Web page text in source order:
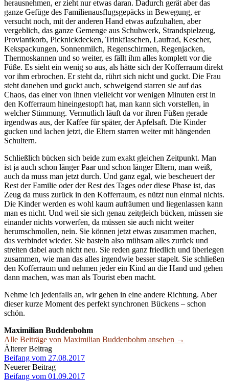
herausnehmen, er zieht nur etwas daran. Dadurch gerät aber das
ganze Gefüge des Familienausflugsgepäcks in Bewegung, er
versucht noch, mit der anderen Hand etwas aufzuhalten, aber
vergeblich, das ganze Gemenge aus Schuhwerk, Strandspielzeug,
Proviantkorb, Picknickdecken, Trinkflaschen, Laufrad, Kescher,
Kekspackungen, Sonnenmilch, Regenschirmen, Regenjacken,
Thermoskannen und so weiter, es fällt ihm alles komplett vor die
Füße. Es sieht ein wenig so aus, als hätte sich der Kofferraum direkt
vor ihm erbrochen. Er steht da, rührt sich nicht und guckt. Die Frau
steht daneben und guckt auch, schweigend starren sie auf das
Chaos, das einer von ihnen vielleicht vor wenigen Minuten erst in
den Kofferraum hineingestopft hat, man kann sich vorstellen, in
welcher Stimmung. Vermutlich läuft da vor ihren Füßen gerade
irgendwas aus, der Kaffee für später, der Apfelsaft. Die Kinder
gucken und lachen jetzt, die Eltern starren weiter mit hängenden
Schultern.
Schließlich bücken sich beide zum exakt gleichen Zeitpunkt. Man
ist ja auch schon länger Paar und schon länger Eltern, man weiß,
auch da muss man jetzt durch. Und ganz egal, wie bescheuert der
Rest der Familie oder der Rest des Tages oder diese Phase ist, das
Zeug da muss zurück in den Kofferraum, es nützt nun einmal nichts.
Die Kinder werden es wohl kaum aufräumen und liegenlassen kann
man es nicht. Und weil sie sich genau zeitgleich bücken, müssen sie
einander nichts vorwerfen, da müssen sie auch nicht weiter
herumschmollen, nein. Sie können jetzt etwas zusammen machen,
das verbindet wieder. Sie basteln also mühsam alles zurück und
streiten dabei auch nicht neu. Sie reden ganz friedlich und überlegen
zusammen, wie man das alles irgendwie besser stapelt. Sie schließen
den Kofferraum und nehmen jeder ein Kind an die Hand und gehen
dann machen, was man als Tourist eben macht.
Nehme ich jedenfalls an, wir gehen in eine andere Richtung. Aber
dieser kurze Moment des perfekt synchronen Bückens – schon
schön.
Maximilian Buddenbohm
Alle Beiträge von Maximilian Buddenbohm ansehen →
Beitrags-
Navigation
Älterer Beitrag
Beifang vom 27.08.2017
Neuerer Beitrag
Beifang vom 01.09.2017